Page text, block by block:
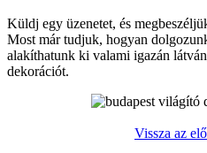
Küldj egy üzenetet, és
Most már tudjuk, hogyan
alakíthatunk ki valami igazán
dekorációt.
Vissza az